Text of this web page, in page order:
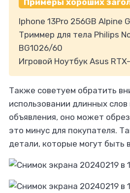
Примеры хороших
Iphone 13Pro 256GB Alpine
Триммер для тела Philips
BG1026/60
Игровой Ноутбук Asus
Также советуем обратить
использовании длинных слов
объявления, оно может
это минус для покупателя.
детали, которые могут быть